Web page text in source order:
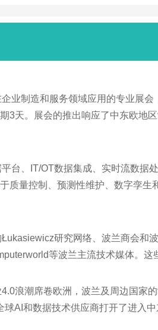
业制造和服务领域应用的专业展
天。展会的推出响应了中东欧地
、IT/OT数据集成、实时流数据
量控制、预测性维护、数字孪
研究网络、波兰商会和
等波兰主流技术媒体。这
浪潮席卷欧洲，波兰及周边国家
AI和数据技术供应商打开了进入